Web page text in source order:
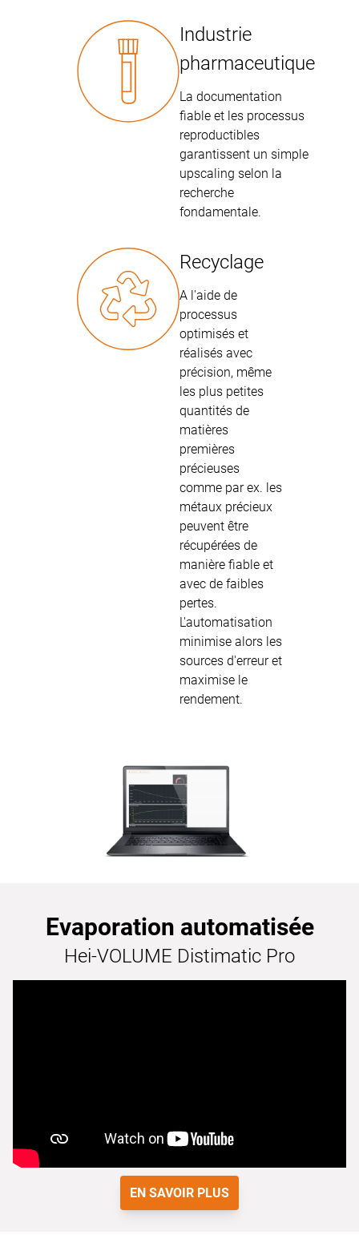
Industrie
pharmaceutique
La documentation
fiable et les processus
reproductibles
garantissent un simple
upscaling selon la
recherche
fondamentale.
Recyclage
A l'aide de
processus
optimisés et
réalisés avec
précision, même
les plus petites
quantités de
matières
premières
précieuses
comme par ex. les
métaux précieux
peuvent être
récupérées de
manière fiable et
avec de faibles
pertes.
L'automatisation
minimise alors les
sources d'erreur et
maximise le
rendement.
Evaporation automatisée
Hei-VOLUME Distimatic Pro
EN SAVOIR PLUS